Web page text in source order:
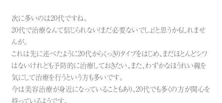
次に多いのは20代ですね。
20代で治療なんて信じられない！まだ必要ないでしょ！と思うかもしれませ
んが。
これは先に述べたように20代からくっきりタイプをはじめ、まだほとんどシワ
はないけれども予防的に治療しておきたい、また、わずかなほうれい線を
気にして治療を行うという方も多いです。
今は美容治療が身近になっていることもあり、20代でも多くの方が関心を
持っているようです。